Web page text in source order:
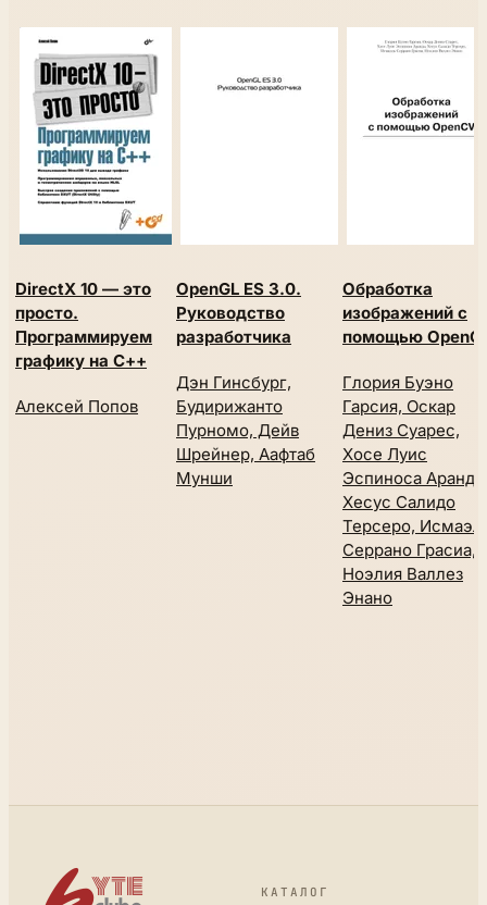
DirectX 10 — это
просто.
Программируем
графику на С++
Алексей Попов
OpenGL ES 3.0.
Руководство
разработчика
Дэн Гинсбург,
Будирижанто
Пурномо, Дейв
Шрейнер, Аафтаб
Мунши
Обработка
изображений с
помощью
Глория Буэно
Гарсия, Оскар
Дениз Суарес,
Хосе Луис
Эспиноса Аранда,
Хесус Салидо
Терсеро,
Серрано Грасиа,
Ноэлия Валлез
Энано
КАТАЛОГ